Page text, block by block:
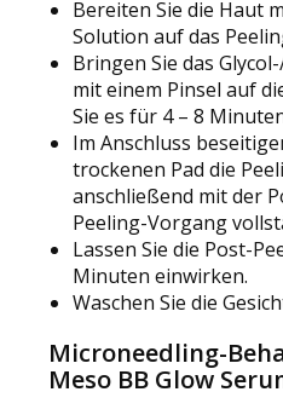
Bereiten Sie die Haut
Solution auf das
Bringen Sie das
mit einem Pinsel auf
Sie es für 4 – 8
Im Anschluss
trockenen Pad die
anschließend mit der
Peeling-Vorgang
Lassen Sie die Post-
Minuten einwirken.
Waschen Sie die
Microneedling-
Meso BB Glow